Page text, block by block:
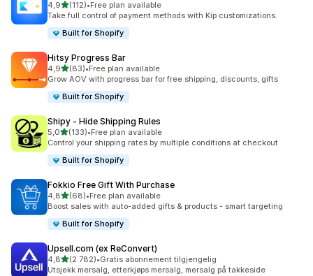
4,9av 5 stjerner
(112)
Totalt 112 omtaler
•Free plan available
Take full control of payment methods with Kip customizations.
Built for Shopify
Hitsy Progress Bar
4,9av 5 stjerner
(83)
Totalt 83 omtaler
•Free plan available
Grow AOV with progress bar for free shipping, discounts, gifts
Built for Shopify
Shipy ‑ Hide Shipping Rules
5,0av 5 stjerner
(133)
Totalt 133 omtaler
•Free plan available
Control your shipping rates by multiple conditions at checkout
Built for Shopify
Fokkio Free Gift With Purchase
4,8av 5 stjerner
(68)
Totalt 68 omtaler
•Free plan available
Boost sales with auto-added gifts & products - smart targeting
Built for Shopify
Upsell.com (ex ReConvert)
4,8av 5 stjerner
(2 782)
Totalt 2782 omtaler
•Gratis abonnement tilgjengelig
Utsjekk mersalg, etterkjøps mersalg, mersalg på takkeside